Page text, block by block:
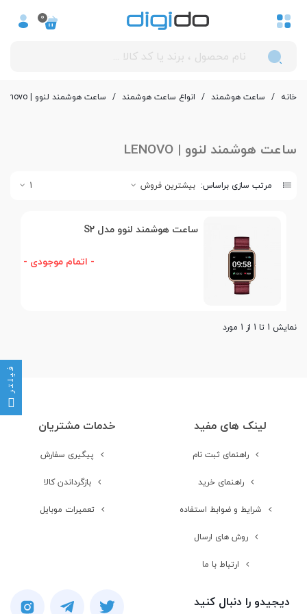
0
خانه / ساعت هوشمند / انواع ساعت هوشمند / ساعت هوشمند لنوو | Lenovo
ساعت هوشمند لنوو | LENOVO
مرتب سازی براساس: بیشترین فروش 1
ساعت هوشمند لنوو مدل S2
- اتمام موجودی -
نمایش 1 تا 1 از 1 مورد
لینک های مفید
راهنمای ثبت نام
راهنمای خرید
شرایط و ضوابط استفاده
روش های ارسال
ارتباط با ما
خدمات مشتریان
پیگیری سفارش
بازگرداندن کالا
تعمیرات موبایل
دیجیدو را دنبال کنید
فیلتر